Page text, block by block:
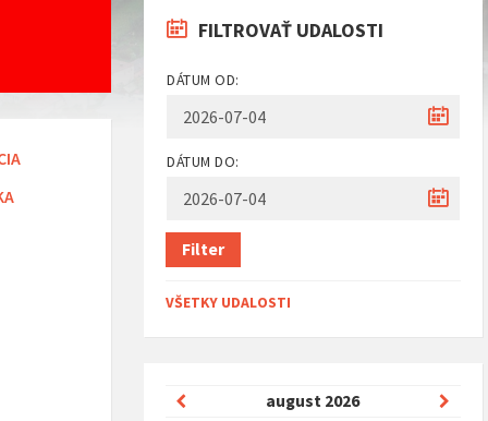
FILTROVAŤ UDALOSTI
DÁTUM OD:
DÁTUM DO:
Filter
VŠETKY UDALOSTI
august 2026
Predchádzajúci